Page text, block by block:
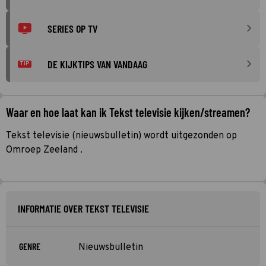
SERIES OP TV
TIP DE KIJKTIPS VAN VANDAAG
Waar en hoe laat kan ik Tekst televisie kijken/streamen?
Tekst televisie (nieuwsbulletin) wordt uitgezonden op
Omroep Zeeland .
INFORMATIE OVER TEKST TELEVISIE
GENRE Nieuwsbulletin